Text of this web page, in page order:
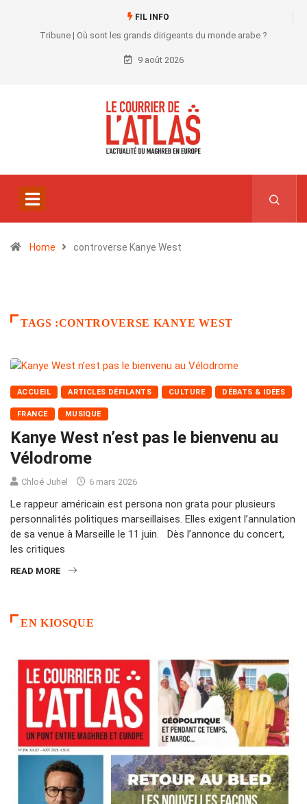
FIL INFO
Tribune | Où sont les grands dirigeants du monde arabe ?
9 août 2026
Home controverse Kanye West
TAGS :CONTROVERSE KANYE WEST
ACCUEIL ARTICLES DÉFILANTS CULTURE DÉBATS & IDÉES
FRANCE MUSIQUE
Kanye West n’est pas le bienvenu au
Vélodrome
Chloé Juhel 6 mars 2026
Le rappeur américain est persona non grata pour plusieurs
personnalités politiques marseillaises. Elles exigent l’annulation
de sa venue à Marseille le 11 juin. Dès l’annonce du concert,
les critiques
READ MORE
EN KIOSQUE